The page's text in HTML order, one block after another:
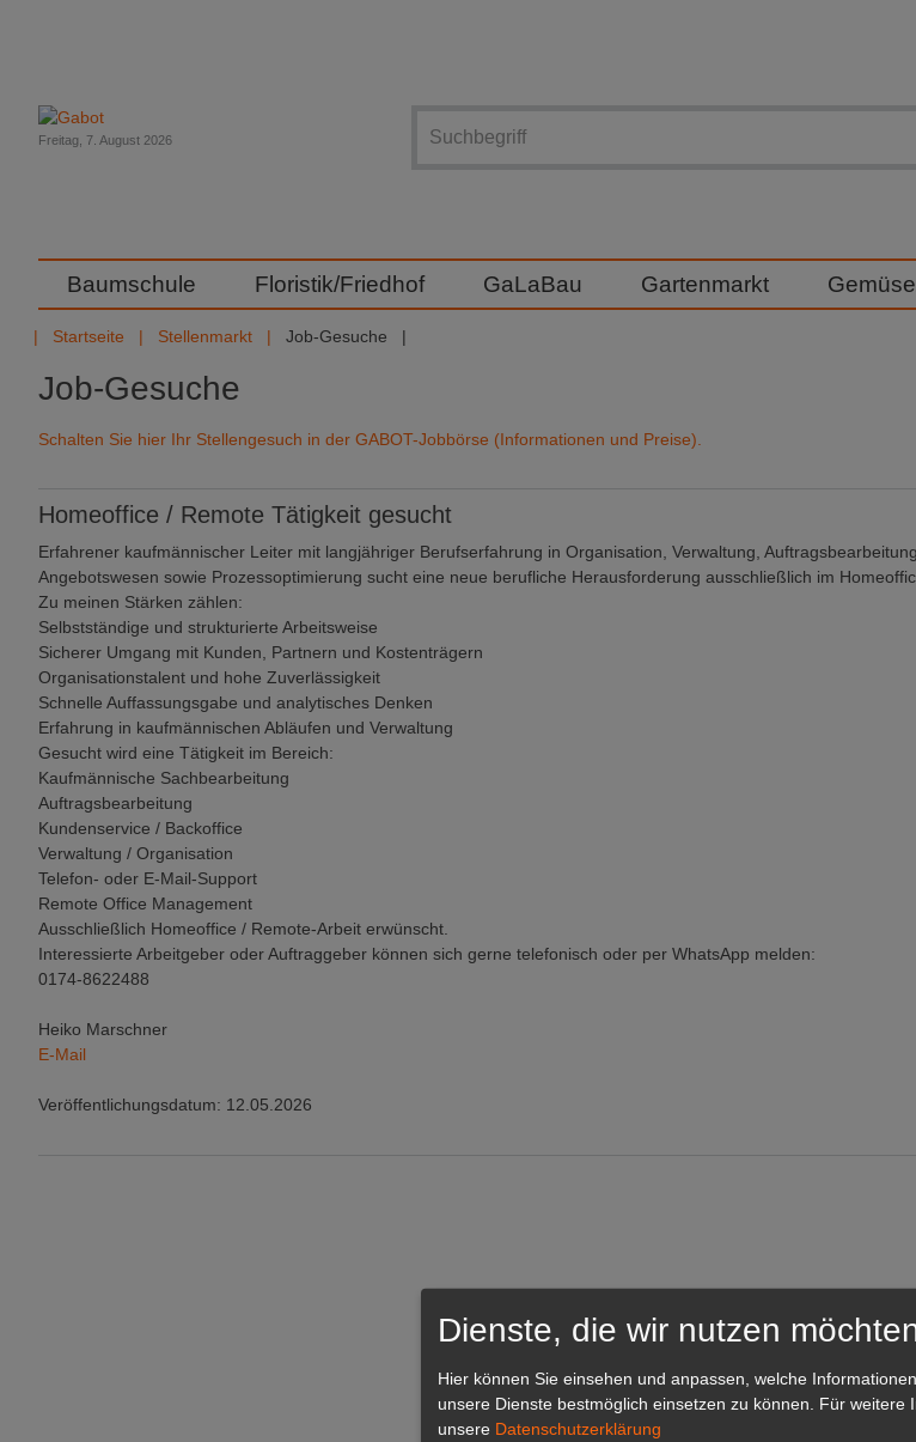
Freitag, 7. August 2026
Baumschule Floristik/Friedhof GaLaBau Gartenmarkt
Startseite Stellenmarkt Job-Gesuche
Job-Gesuche
Schalten Sie hier Ihr Stellengesuch in der GABOT-Jobbörse (Informationen und Preise).
Homeoffice / Remote Tätigkeit gesucht
Erfahrener kaufmännischer Leiter mit langjähriger Berufserfahrung in Organisation, Verwaltung, Auftragsbearbeitung,
Angebotswesen sowie Prozessoptimierung sucht eine neue berufliche Herausforderung ausschließlich im
Zu meinen Stärken zählen:
Selbstständige und strukturierte Arbeitsweise
Sicherer Umgang mit Kunden, Partnern und Kostenträgern
Organisationstalent und hohe Zuverlässigkeit
Schnelle Auffassungsgabe und analytisches Denken
Erfahrung in kaufmännischen Abläufen und Verwaltung
Gesucht wird eine Tätigkeit im Bereich:
Kaufmännische Sachbearbeitung
Auftragsbearbeitung
Kundenservice / Backoffice
Verwaltung / Organisation
Telefon- oder E-Mail-Support
Remote Office Management
Ausschließlich Homeoffice / Remote-Arbeit erwünscht.
Interessierte Arbeitgeber oder Auftraggeber können sich gerne telefonisch oder per WhatsApp melden:
0174-8622488
Heiko Marschner
E-Mail
Veröffentlichungsdatum: 12.05.2026
Dienste, die wir nutzen
Hier können Sie einsehen und anpassen, welche
unsere Dienste bestmöglich einsetzen zu können.
Für weitere
unsere Datenschutzerklärung